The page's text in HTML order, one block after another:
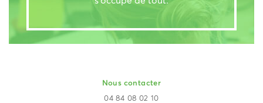
Nous contacter
04 84 08 02 10